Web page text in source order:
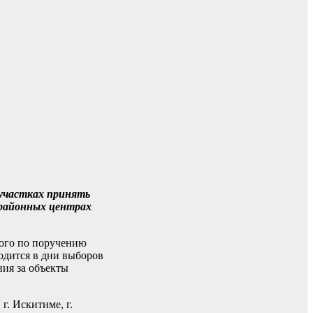
принять
центрах
по поручению
в дни выборов
за объекты
Искитиме, г.